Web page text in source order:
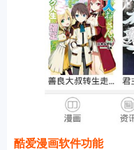
酷爱漫画软件功能